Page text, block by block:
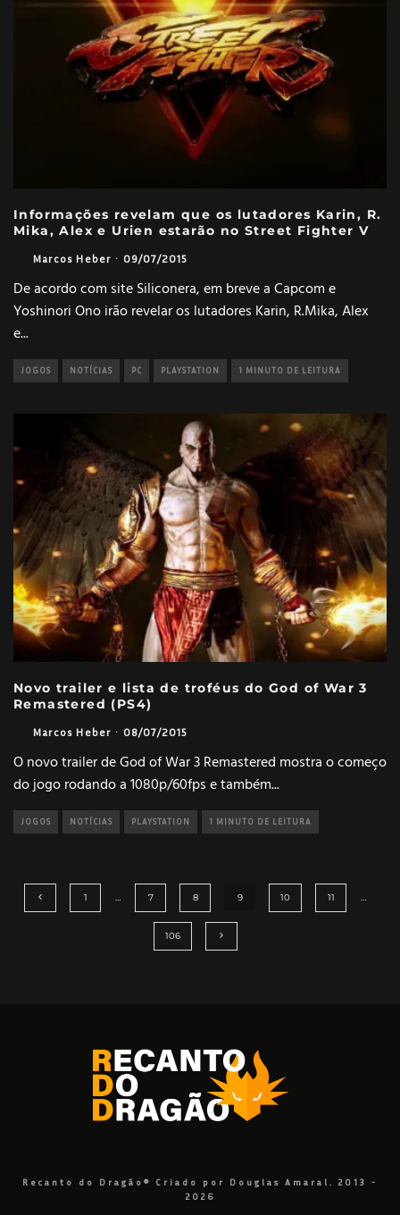
Informações revelam que os lutadores Karin, R.
Mika, Alex e Urien estarão no Street Fighter V
Marcos Heber · 09/07/2015
De acordo com site Siliconera, em breve a Capcom e
Yoshinori Ono irão revelar os lutadores Karin, R.Mika, Alex
e...
JOGOS NOTÍCIAS PC PLAYSTATION 1 MINUTO DE LEITURA
Novo trailer e lista de troféus do God of War 3
Remastered (PS4)
Marcos Heber · 08/07/2015
O novo trailer de God of War 3 Remastered mostra o começo
do jogo rodando a 1080p/60fps e também...
JOGOS NOTÍCIAS PLAYSTATION 1 MINUTO DE LEITURA
1 … 7 8 9 10 11 …
106
Recanto do Dragão® Criado por Douglas Amaral. 2013 -
2026